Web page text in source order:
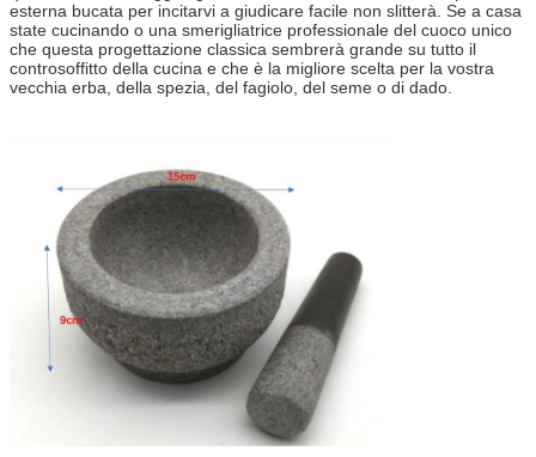
esterna bucata per incitarvi a giudicare facile non slitterà. Se a casa
state cucinando o una smerigliatrice professionale del cuoco unico
che questa progettazione classica sembrerà grande su tutto il
controsoffitto della cucina e che è la migliore scelta per la vostra
vecchia erba, della spezia, del fagiolo, del seme o di dado.